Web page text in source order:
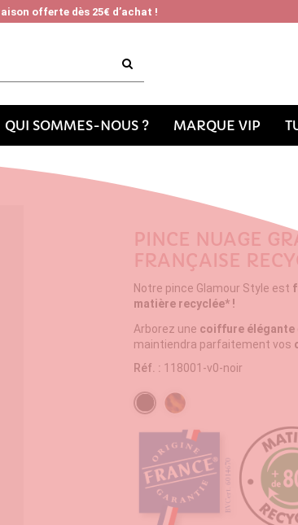
offerte dès 25€ d’achat !
QUI SOMMES-NOUS ? MARQUE VIP
PINCE NUAGE
FRANÇAISE
Notre pince Glamour Style est
matière recyclée* !
Arborez une coiffure élégante
maintiendra parfaitement vos
Réf. : 118001-v0-noir
Noir Ecaille